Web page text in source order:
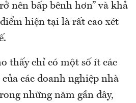
nên bấp bênh hơn” và khả
hiện tại là rất cao xét
thấy chỉ có một số ít các
các doanh nghiệp nhà
những năm gần đây,